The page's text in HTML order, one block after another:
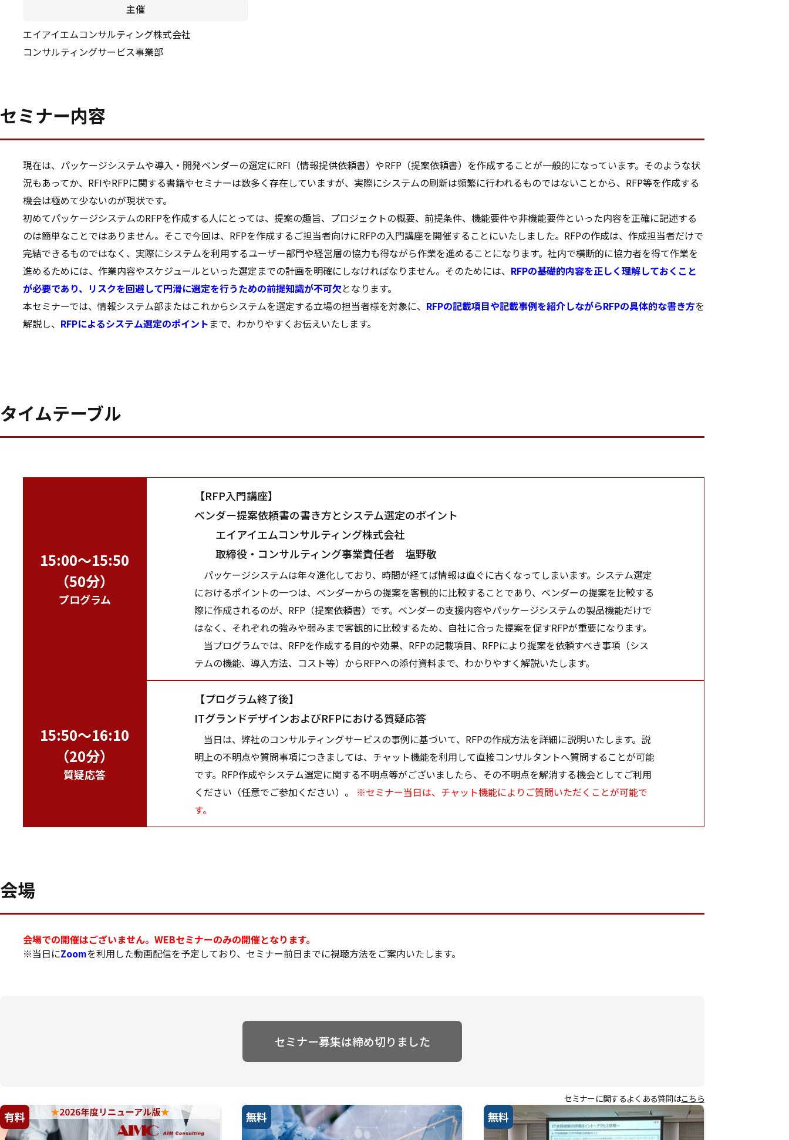
主催
エイアイエムコンサルティング株式会社
コンサルティングサービス事業部
セミナー内容
現在は、パッケージシステムや導入・開発ベンダーの選定にRFI（情報提供依頼書）やRFP（提案依頼書）を作成することが一般的になっています。そのような状
況もあってか、RFIやRFPに関する書籍やセミナーは数多く存在していますが、実際にシステムの刷新は頻繁に行われるものではないことから、RFP等を作成する
機会は極めて少ないのが現状です。
初めてパッケージシステムのRFPを作成する人にとっては、提案の趣旨、プロジェクトの概要、前提条件、機能要件や非機能要件といった内容を正確に記述する
のは簡単なことではありません。そこで今回は、RFPを作成するご担当者向けにRFPの入門講座を開催することにいたしました。RFPの作成は、作成担当者だけで
完結できるものではなく、実際にシステムを利用するユーザー部門や経営層の協力も得ながら作業を進めることになります。社内で横断的に協力者を得て作業を
進めるためには、作業内容やスケジュールといった選定までの計画を明確にしなければなりません。そのためには、 RFPの基礎的内容を正しく理解しておくこと
が必要であり、リスクを回避して円滑に選定を行うための前提知識が不可欠となります。
本セミナーでは、情報システム部またはこれからシステムを選定する立場の担当者様を対象に、 RFPの記載項目や記載事例を紹介しながらRFPの具体的な書き方を
解説し、 RFPによるシステム選定のポイント まで、わかりやすくお伝えいたします。
タイムテーブル
15:00～15:50
（50分）
プログラム
【RFP入門講座】
ベンダー提案依頼書の書き方とシステム選定のポイント
エイアイエムコンサルティング株式会社
取締役・コンサルティング事業責任者 塩野敬
パッケージシステムは年々進化しており、時間が経てば情報は直ぐに古くなってしまいます。システム選定
におけるポイントの一つは、ベンダーからの提案を客観的に比較することであり、ベンダーの提案を比較する
際に作成されるのが、RFP（提案依頼書）です。ベンダーの支援内容やパッケージシステムの製品機能だけで
はなく、それぞれの強みや弱みまで客観的に比較するため、自社に合った提案を促すRFPが重要になります。
当プログラムでは、RFPを作成する目的や効果、RFPの記載項目、RFPにより提案を依頼すべき事項（シス
テムの機能、導入方法、コスト等）からRFPへの添付資料まで、わかりやすく解説いたします。
15:50～16:10
（20分）
質疑応答
【プログラム終了後】
ITグランドデザインおよびRFPにおける質疑応答
当日は、弊社のコンサルティングサービスの事例に基づいて、RFPの作成方法を詳細に説明いたします。説
明上の不明点や質問事項につきましては、チャット機能を利用して直接コンサルタントへ質問することが可能
です。RFP作成やシステム選定に関する不明点等がございましたら、その不明点を解消する機会としてご利用
ください（任意でご参加ください）。 ※セミナー当日は、チャット機能によりご質問いただくことが可能で
す。
会場
会場での開催はございません。WEBセミナーのみの開催となります。
※当日にZoomを利用した動画配信を予定しており、セミナー前日までに視聴方法をご案内いたします。
セミナー募集は締め切りました
セミナーに関するよくある質問はこちら
有料 無料 無料